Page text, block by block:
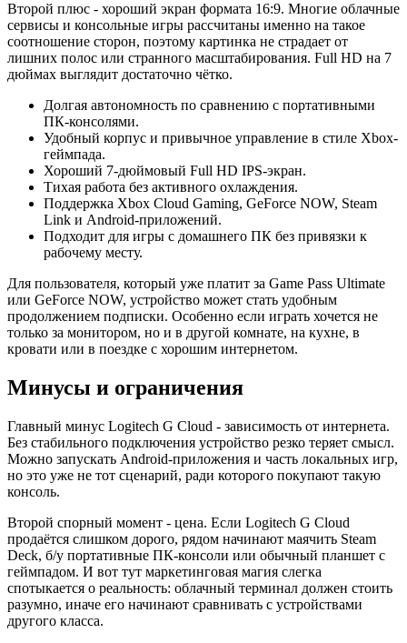
Второй плюс - хороший экран формата 16:9. Многие облачные
сервисы и консольные игры рассчитаны именно на такое
соотношение сторон, поэтому картинка не страдает от
лишних полос или странного масштабирования. Full HD на 7
дюймах выглядит достаточно чётко.
Долгая автономность по сравнению с портативными
ПК-консолями.
Удобный корпус и привычное управление в стиле Xbox-
геймпада.
Хороший 7-дюймовый Full HD IPS-экран.
Тихая работа без активного охлаждения.
Поддержка Xbox Cloud Gaming, GeForce NOW, Steam
Link и Android-приложений.
Подходит для игры с домашнего ПК без привязки к
рабочему месту.
Для пользователя, который уже платит за Game Pass Ultimate
или GeForce NOW, устройство может стать удобным
продолжением подписки. Особенно если играть хочется не
только за монитором, но и в другой комнате, на кухне, в
кровати или в поездке с хорошим интернетом.
Минусы и ограничения
Главный минус Logitech G Cloud - зависимость от интернета.
Без стабильного подключения устройство резко теряет смысл.
Можно запускать Android-приложения и часть локальных игр,
но это уже не тот сценарий, ради которого покупают такую
консоль.
Второй спорный момент - цена. Если Logitech G Cloud
продаётся слишком дорого, рядом начинают маячить Steam
Deck, б/у портативные ПК-консоли или обычный планшет с
геймпадом. И вот тут маркетинговая магия слегка
спотыкается о реальность: облачный терминал должен стоить
разумно, иначе его начинают сравнивать с устройствами
другого класса.